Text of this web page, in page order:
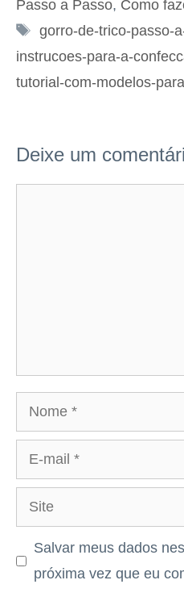
Passo a Passo, Como
Tags
gorro-de-trico-passo-
instrucoes-para-a-
tutorial-com-modelos-
Deixe um
Nome
mail
Site
Salvar meus dados
próxima vez que eu